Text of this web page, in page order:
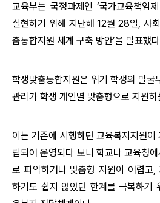
교육부는 국정과제인 ‘국가교육책임
실현하기 위해 지난해 12월 28일, 사
춤통합지원 체계 구축 방안’을 발표했
학생맞춤통합지원은 위기 학생의 발굴
관리가 학생 개인별 맞춤형으로 지원
이는 기존에 시행하던 교육복지지원
립되어 운영되다 보니 학교나 교육청
로 파악하거나 맞춤형 지원이 어렵고,
하기도 쉽지 않았던 한계를 극복하기